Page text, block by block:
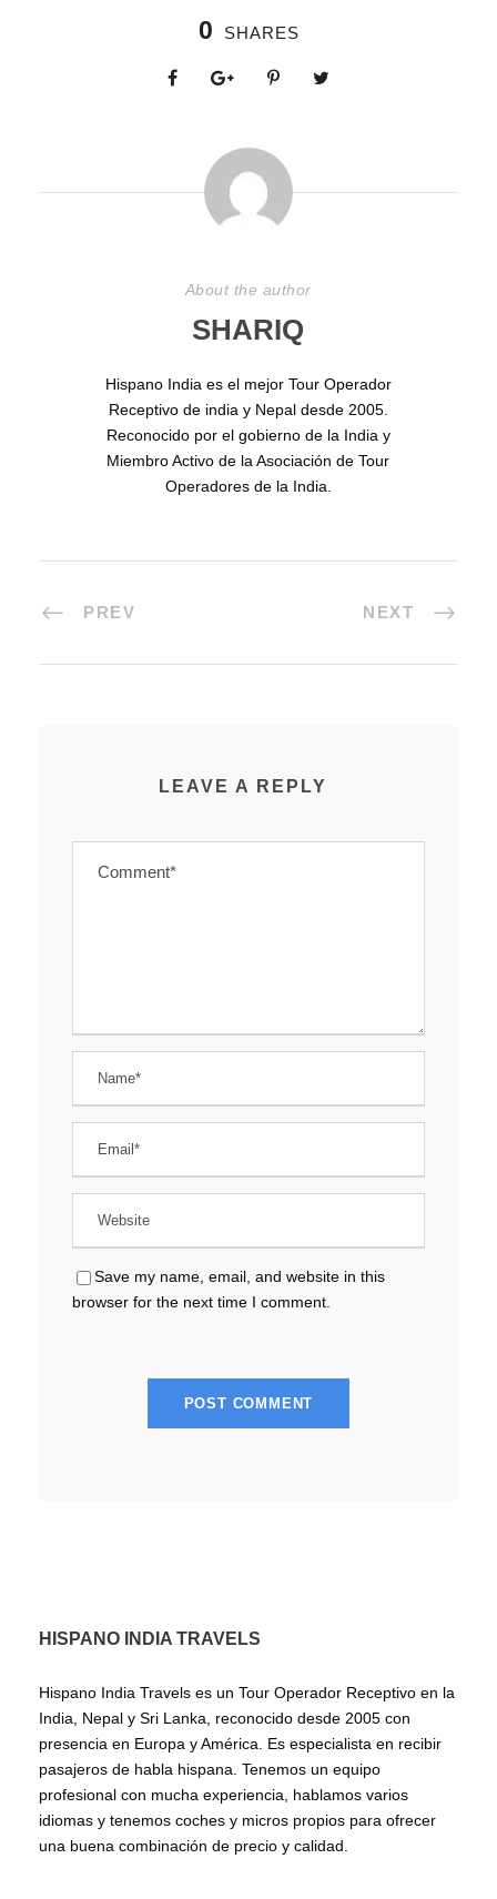
0 SHARES
About the author
SHARIQ
Hispano India es el mejor Tour Operador
Receptivo de india y Nepal desde 2005.
Reconocido por el gobierno de la India y
Miembro Activo de la Asociación de Tour
Operadores de la India.
PREV NEXT
LEAVE A REPLY
Save my name, email, and website in this
browser for the next time I comment.
HISPANO INDIA TRAVELS
Hispano India Travels es un Tour Operador Receptivo en la
India, Nepal y Sri Lanka, reconocido desde 2005 con
presencia en Europa y América. Es especialista en recibir
pasajeros de habla hispana. Tenemos un equipo
profesional con mucha experiencia, hablamos varios
idiomas y tenemos coches y micros propios para ofrecer
una buena combinación de precio y calidad.